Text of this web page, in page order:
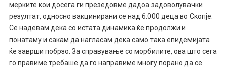
мерките кои досега ги презедовме дадоа задоволувачки
резултат, односно вакцинирани се над 6.000 деца во Скопје.
Се надевам дека со истата динамика ќе продолжи и
понатаму и сакам да нагласам дека само така епидемијата
ќе заврши побрзо. За справување со морбилите, ова што сега
го правиме требаше да го направиме многу порано да се